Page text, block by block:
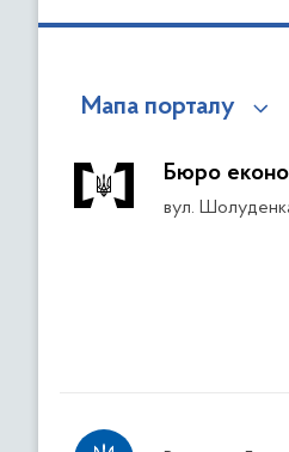
Мапа порталу
Бюро
вул.